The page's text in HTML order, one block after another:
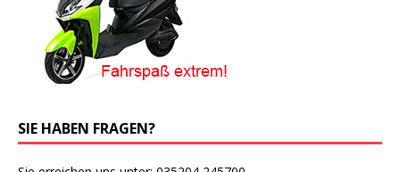
SIE HABEN FRAGEN?